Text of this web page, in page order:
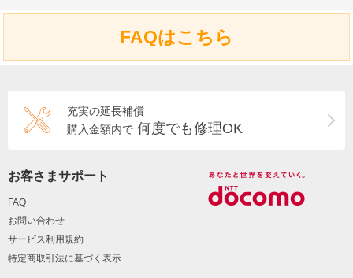
FAQはこちら
充実の延長補償
購入金額内で 何度でも修理OK
お客さまサポート
FAQ
お問い合わせ
サービス利用規約
特定商取引法に基づく表示